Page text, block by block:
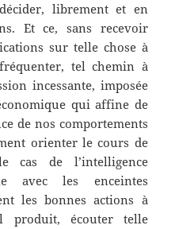
librement et en
Et ce, sans recevoir
sur telle chose à
tel chemin à
incessante, imposée
qui affine de
de nos comportements
orienter le cours de
cas de l’intelligence
avec les enceintes
les bonnes actions à
produit, écouter telle